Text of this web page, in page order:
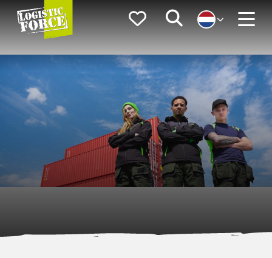
Logistic
Force
FavorietenZoeken